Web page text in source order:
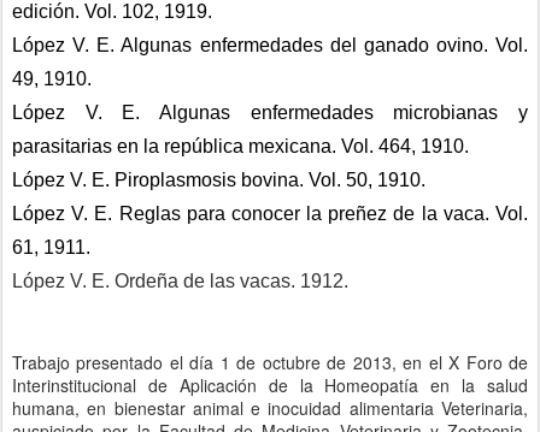
edición. Vol. 102, 1919.
López V. E. Algunas enfermedades del ganado ovino. Vol.
49, 1910.
López V. E. Algunas enfermedades microbianas y
parasitarias en la república mexicana. Vol. 464, 1910.
López V. E. Piroplasmosis bovina. Vol. 50, 1910.
López V. E. Reglas para conocer la preñez de la vaca. Vol.
61, 1911.
López V. E. Ordeña de las vacas. 1912.
Trabajo presentado el día 1 de octubre de 2013, en el X Foro de
Interinstitucional de Aplicación de la Homeopatía en la salud
humana, en bienestar animal e inocuidad alimentaria Veterinaria,